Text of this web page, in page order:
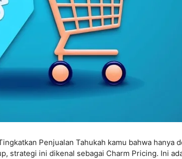
Penjualan Tahukah kamu bahwa hanya
strategi ini dikenal sebagai Charm Pricing. Ini